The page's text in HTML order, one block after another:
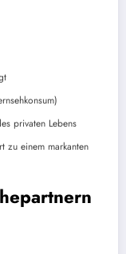
privaten Lebens
zu einem markanten